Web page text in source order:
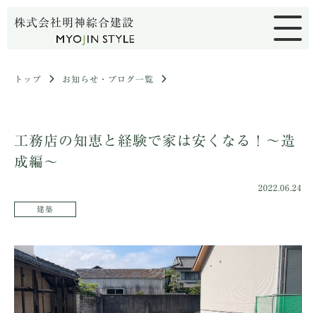
株式会社明神綜合建設
トップ お知らせ・ブログ一覧
工務店の知恵と経験で家は安くなる！～造
成編～
2022.06.24
建築